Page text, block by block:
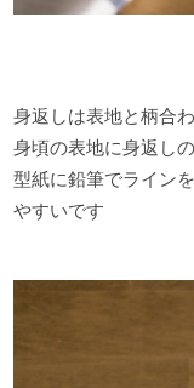
身返しは表地と柄合
身頃の表地に身返し
型紙に鉛筆でライン
やすいです